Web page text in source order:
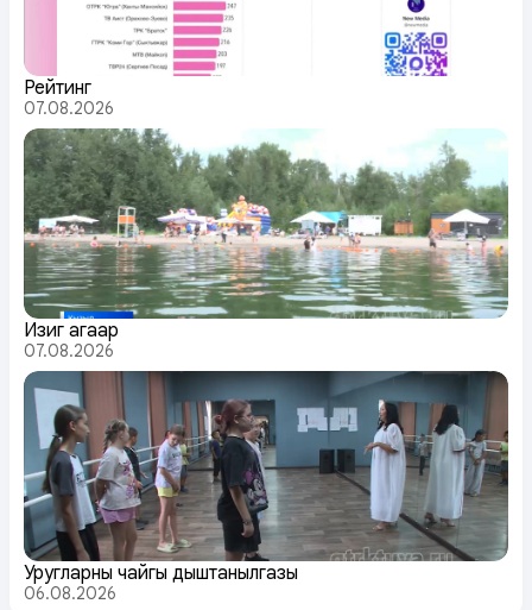
Рейтинг
07.08.2026
Изиг агаар
07.08.2026
Уругларның чайгы дыштанылгазы
06.08.2026